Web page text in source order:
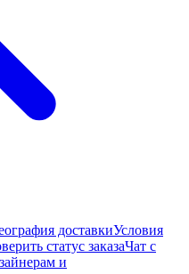
доставкиУсловия
статус заказаЧат с
и